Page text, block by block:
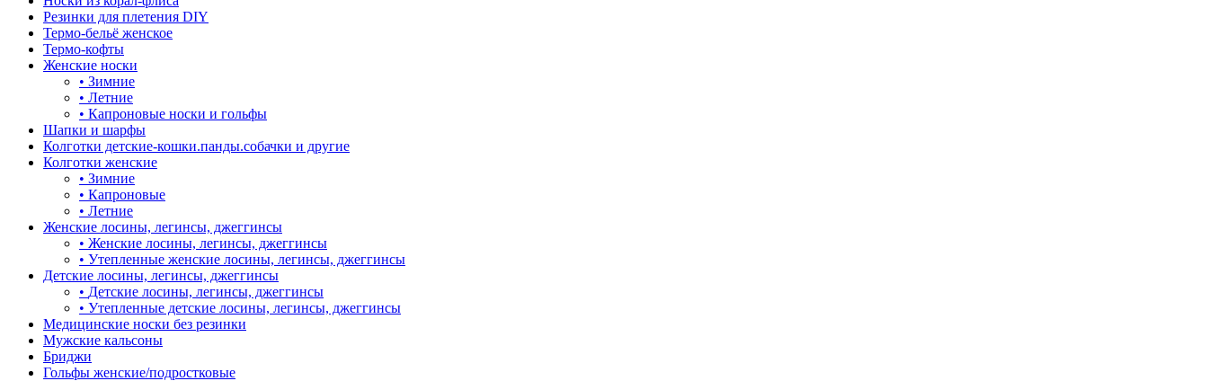
Резинки для плетения DIY
Термо-бельё женское
Термо-кофты
Женские носки
• Зимние
• Летние
• Капроновые носки и гольфы
Шапки и шарфы
Колготки детские-кошки.панды.собачки и другие
Колготки женские
• Зимние
• Капроновые
• Летние
Женские лосины, легинсы, джеггинсы
• Женские лосины, легинсы, джеггинсы
• Утепленные женские лосины, легинсы, джеггинсы
Детские лосины, легинсы, джеггинсы
• Детские лосины, легинсы, джеггинсы
• Утепленные детские лосины, легинсы, джеггинсы
Медицинские носки без резинки
Мужские кальсоны
Бриджи
Гольфы женские/подростковые